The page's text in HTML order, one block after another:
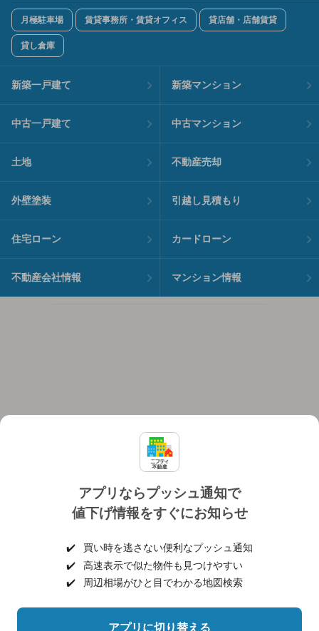
アプリならプッシュ通知で
値下げ情報をすぐにお知らせ
✔️
買い時を逃さない便利なプッシュ通知
✔️
高速表示で似た物件も見つけやすい
✔️
周辺相場がひと目でわかる地図検索
アプリに切り替える
月極駐車場 賃貸事務所・賃貸オフィス 貸店舗・店舗賃貸
貸し倉庫
新築一戸建て 新築マンション
中古一戸建て 中古マンション
土地 不動産売却
外壁塗装 引越し見積もり
住宅ローン カードローン
不動産会社情報 マンション情報
個人情報保護ポリシー 利用規約
ヘルプ・お問い合わせ 採用情報